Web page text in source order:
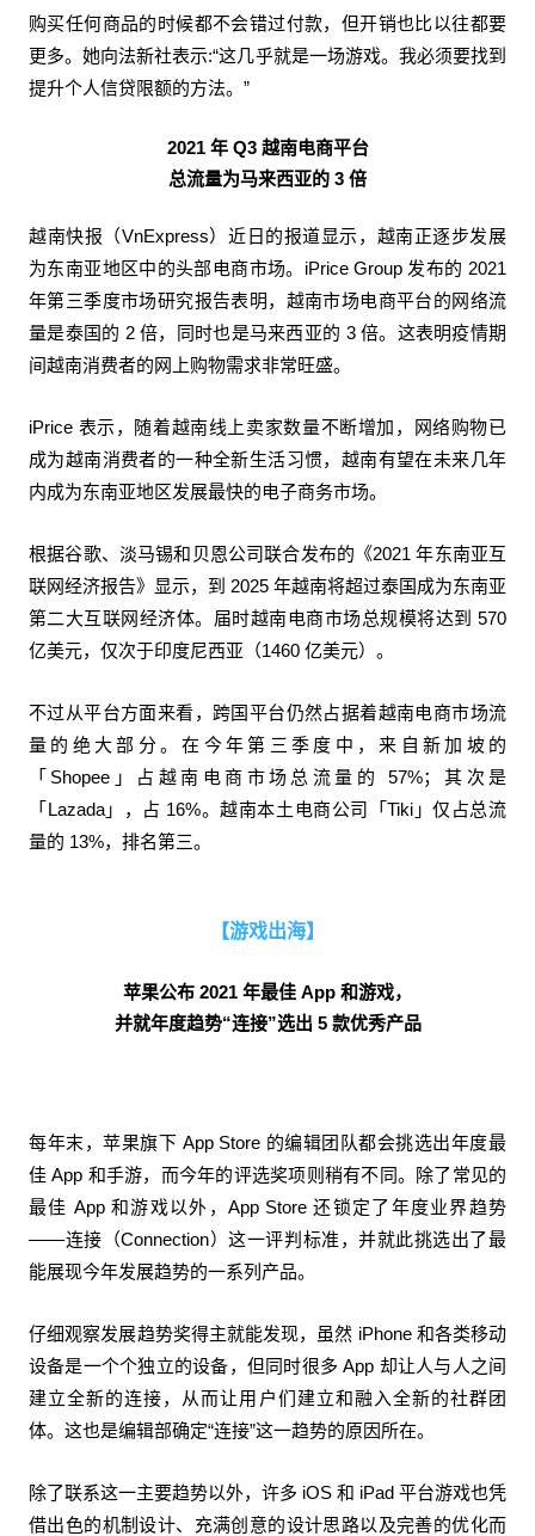
购买任何商品的时候都不会错过付款，但开销也比以往都要
更多。她向法新社表示:“这几乎就是一场游戏。我必须要找到
提升个人信贷限额的方法。”
2021 年 Q3 越南电商平台
总流量为马来西亚的 3 倍
越南快报（VnExpress）近日的报道显示，越南正逐步发展
为东南亚地区中的头部电商市场。iPrice Group 发布的 2021
年第三季度市场研究报告表明，越南市场电商平台的网络流
量是泰国的 2 倍，同时也是马来西亚的 3 倍。这表明疫情期
间越南消费者的网上购物需求非常旺盛。
iPrice 表示，随着越南线上卖家数量不断增加，网络购物已
成为越南消费者的一种全新生活习惯，越南有望在未来几年
内成为东南亚地区发展最快的电子商务市场。
根据谷歌、淡马锡和贝恩公司联合发布的《2021 年东南亚互
联网经济报告》显示，到 2025 年越南将超过泰国成为东南亚
第二大互联网经济体。届时越南电商市场总规模将达到 570
亿美元，仅次于印度尼西亚（1460 亿美元）。
不过从平台方面来看，跨国平台仍然占据着越南电商市场流
量的绝大部分。在今年第三季度中，来自新加坡的
「Shopee」占越南电商市场总流量的 57%；其次是
「Lazada」，占 16%。越南本土电商公司「Tiki」仅占总流
量的 13%，排名第三。
【游戏出海】
苹果公布 2021 年最佳 App 和游戏，
并就年度趋势“连接”选出 5 款优秀产品
每年末，苹果旗下 App Store 的编辑团队都会挑选出年度最
佳 App 和手游，而今年的评选奖项则稍有不同。除了常见的
最佳 App 和游戏以外，App Store 还锁定了年度业界趋势
——连接（Connection）这一评判标准，并就此挑选出了最
能展现今年发展趋势的一系列产品。
仔细观察发展趋势奖得主就能发现，虽然 iPhone 和各类移动
设备是一个个独立的设备，但同时很多 App 却让人与人之间
建立全新的连接，从而让用户们建立和融入全新的社群团
体。这也是编辑部确定“连接”这一趋势的原因所在。
除了联系这一主要趋势以外，许多 iOS 和 iPad 平台游戏也凭
借出色的机制设计、充满创意的设计思路以及完善的优化而